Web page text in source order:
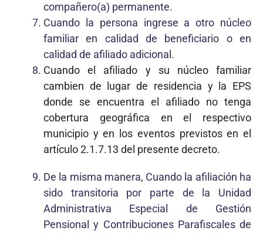
compañero(a) permanente.
Cuando la persona ingrese a otro núcleo
familiar en calidad de beneficiario o en
calidad de afiliado adicional.
Cuando el afiliado y su núcleo familiar
cambien de lugar de residencia y la EPS
donde se encuentra el afiliado no tenga
cobertura geográfica en el respectivo
municipio y en los eventos previstos en el
artículo 2.1.7.13 del presente decreto.
De la misma manera, Cuando la afiliación ha
sido transitoria por parte de la Unidad
Administrativa Especial de Gestión
Pensional y Contribuciones Parafiscales de